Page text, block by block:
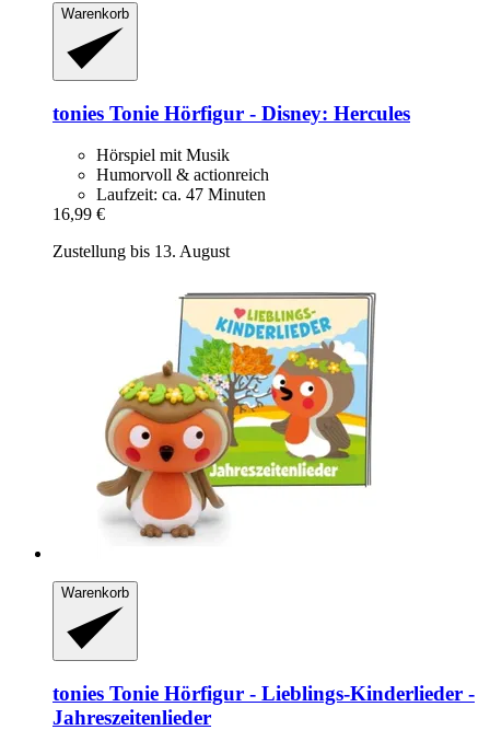
Warenkorb
tonies Tonie Hörfigur -​ Disney: Hercules
Hörspiel mit Musik
Humorvoll & actionreich
Laufzeit: ca. 47 Minuten
16,99 €
Zustellung bis 13. August
Warenkorb
tonies Tonie Hörfigur -​ Lieblings-​Kinderlieder -​
Jahreszeitenlieder